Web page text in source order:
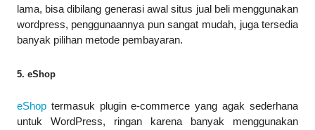
lama, bisa dibilang generasi awal situs jual beli menggunakan
wordpress, penggunaannya pun sangat mudah, juga tersedia
banyak pilihan metode pembayaran.
5. eShop
eShoptermasuk plugin e-commerce yang agak sederhana
untuk WordPress, ringan karena banyak menggunakan